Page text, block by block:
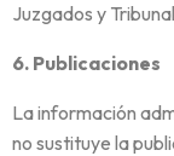
Juzgados y
6. Publicaciones
La información
no sustituye la